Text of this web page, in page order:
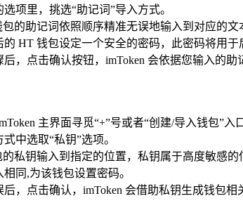
选项里，挑选“助记词”导入方式。
包的助记词依照顺序精准无误地输入到对应的
的 HT 钱包设定一个安全的密码，此密码将用
后，点击确认按钮，imToken 会依据您输入的
主界面寻觅“+”号或者“创建/导入钱包”入
中选取“私钥”选项。
的私钥输入到指定的位置，私钥属于高度敏感
同,为该钱包设置密码。
后，点击确认，imToken 会借助私钥生成钱包相